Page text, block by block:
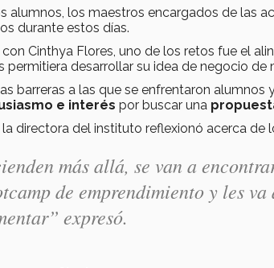
alumnos, los maestros encargados de las
durante estos días.
Cinthya Flores, uno de los retos fue el
permitiera desarrollar su idea de negocio de
barreras a las que se enfrentaron
e interés por buscar una
directora del instituto reflexionó acerca
más allá, se van a
de emprendimiento y les
expresó.